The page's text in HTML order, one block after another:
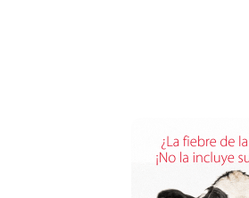
Entrevista a Álvaro
Entrevista a Joaquín
Entrevista a Nuria Mª
Entrevista a Joseba
Entrevista a José Ángel